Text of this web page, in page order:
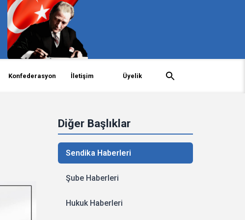
Konfederasyon İletişim Üyelik
Diğer Başlıklar
Sendika Haberleri
Şube Haberleri
Hukuk Haberleri